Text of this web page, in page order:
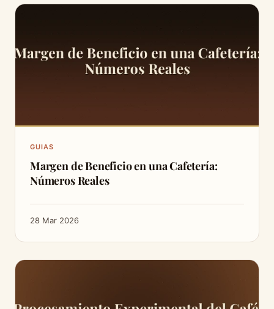
GUIAS
Margen de Beneficio en una Cafetería:
Números Reales
28 Mar 2026